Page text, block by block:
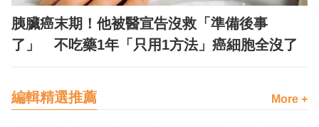
胰臟癌末期！他被醫宣告沒救「準備後事
了」 不吃藥1年「只用1方法」癌細胞全沒了
編輯精選推薦 More +